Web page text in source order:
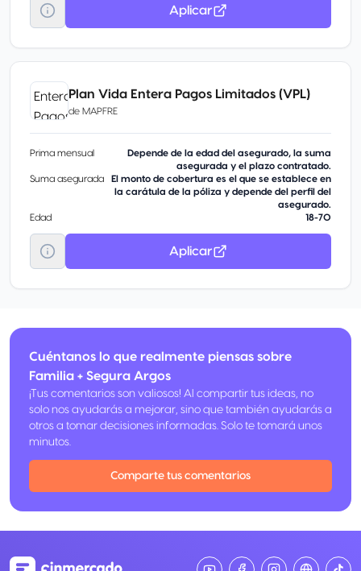
Aplicar
Plan Vida Entera Pagos Limitados (VPL)
de MAPFRE
Prima mensual
Depende de la edad del asegurado, la suma
asegurada y el plazo contratado.
Suma asegurada
El monto de cobertura es el que se establece en
la carátula de la póliza y depende del perfil del
asegurado.
Edad
18-70
Aplicar
Cuéntanos lo que realmente piensas sobre
Familia + Segura Argos
¡Tus comentarios son valiosos! Al compartir tus ideas, no
solo nos ayudarás a mejorar, sino que también ayudarás a
otros a tomar decisiones informadas. Solo te tomará unos
minutos.
Comparte tus comentarios